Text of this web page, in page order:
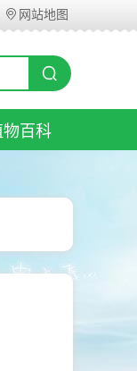
网站地图
物百科